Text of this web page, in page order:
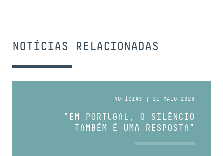
NOTÍCIAS RELACIONADAS
NOTÍCIAS | 21 MAIO 2026
"EM PORTUGAL, O SILÊNCIO
TAMBÉM É UMA RESPOSTA"